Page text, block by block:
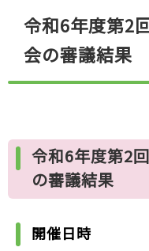
令和6年度第2
会の審議結果
令和6年度第2
の審議結果
開催日時